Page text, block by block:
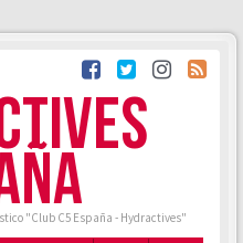
"Club C5 España - Hydractives"